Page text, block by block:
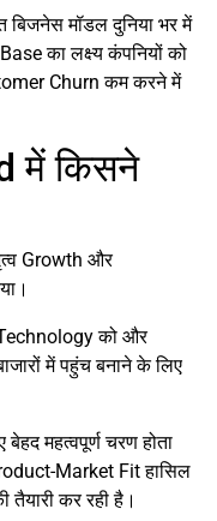
मॉडल दुनिया भर में
का लक्ष्य कंपनियों को
Churn कम करने में
में किसने
Growth और
को और
में पहुंच बनाने के लिए
महत्वपूर्ण चरण होता
Market Fit हासिल
कर रही है।